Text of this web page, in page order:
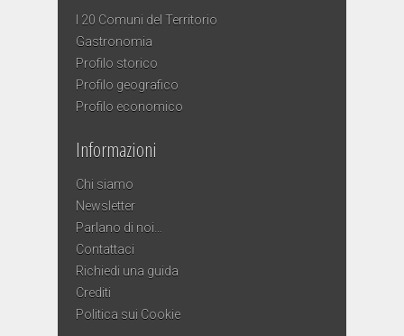
I 20 Comuni del Territorio
Gastronomia
Profilo storico
Profilo geografico
Profilo economico
Informazioni
Chi siamo
Newsletter
Parlano di noi…
Contattaci
Richiedi una guida
Crediti
Politica sui Cookie